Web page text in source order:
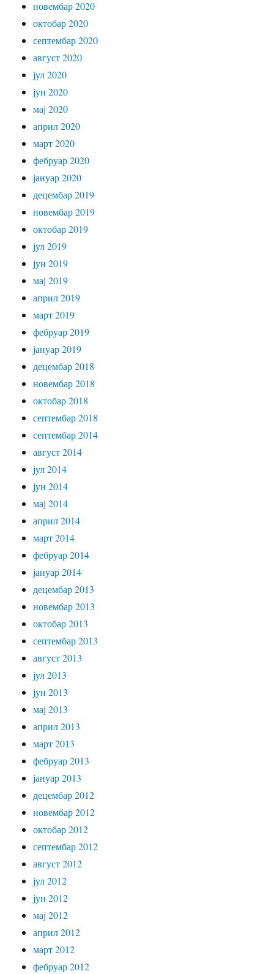
новембар 2020
октобар 2020
септембар 2020
август 2020
јул 2020
јун 2020
мај 2020
април 2020
март 2020
фебруар 2020
јануар 2020
децембар 2019
новембар 2019
октобар 2019
јул 2019
јун 2019
мај 2019
април 2019
март 2019
фебруар 2019
јануар 2019
децембар 2018
новембар 2018
октобар 2018
септембар 2018
септембар 2014
август 2014
јул 2014
јун 2014
мај 2014
април 2014
март 2014
фебруар 2014
јануар 2014
децембар 2013
новембар 2013
октобар 2013
септембар 2013
август 2013
јул 2013
јун 2013
мај 2013
април 2013
март 2013
фебруар 2013
јануар 2013
децембар 2012
новембар 2012
октобар 2012
септембар 2012
август 2012
јул 2012
јун 2012
мај 2012
април 2012
март 2012
фебруар 2012